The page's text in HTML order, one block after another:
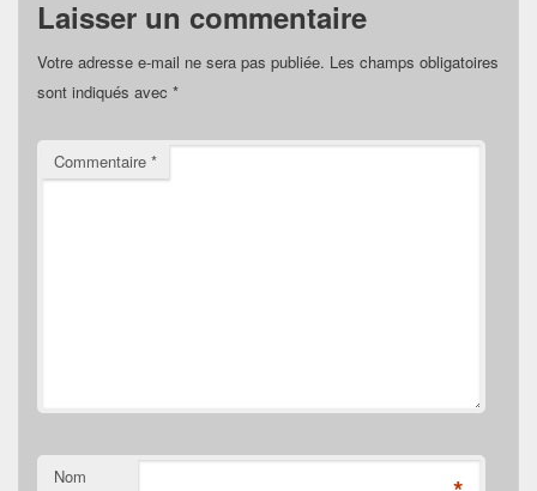
Laisser un commentaire
Votre adresse e-mail ne sera pas publiée. Les champs obligatoires
sont indiqués avec *
Commentaire *
Nom